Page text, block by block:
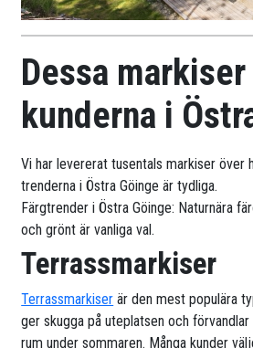
Dessa
kunderna i
Vi har levererat tusentals markiser över
trenderna i Östra Göinge är tydliga.
Färgtrender i Östra Göinge: Naturnära
och grönt är vanliga val.
Terrassmarkiser
Terrassmarkiser är den mest populära
ger skugga på uteplatsen och
rum under sommaren. Många kunder